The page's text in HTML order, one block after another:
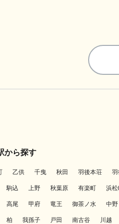
から探す
乙供 千曳 秋田 羽後本荘 羽
駒込 上野 秋葉原 有楽町 浜
高尾 甲府 竜王 御茶ノ水 中野
柏 我孫子 戸田 南古谷 川越